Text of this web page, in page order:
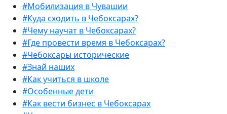
#Мобилизация в Чувашии
#Куда сходить в Чебоксарах?
#Чему научат в Чебоксарах?
#Где провести время в Чебоксарах?
#Чебоксары исторические
#Знай наших
#Как учиться в школе
#Особенные дети
#Как вести бизнес в Чебоксарах